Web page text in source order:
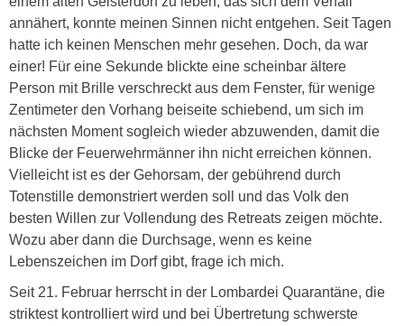
annähert, konnte meinen Sinnen nicht entgehen. Seit Tagen
hatte ich keinen Menschen mehr gesehen. Doch, da war
einer! Für eine Sekunde blickte eine scheinbar ältere
Person mit Brille verschreckt aus dem Fenster, für wenige
Zentimeter den Vorhang beiseite schiebend, um sich im
nächsten Moment sogleich wieder abzuwenden, damit die
Blicke der Feuerwehrmänner ihn nicht erreichen können.
Vielleicht ist es der Gehorsam, der gebührend durch
Totenstille demonstriert werden soll und das Volk den
besten Willen zur Vollendung des Retreats zeigen möchte.
Wozu aber dann die Durchsage, wenn es keine
Lebenszeichen im Dorf gibt, frage ich mich.
Seit 21. Februar herrscht in der Lombardei Quarantäne, die
striktest kontrolliert wird und bei Übertretung schwerste